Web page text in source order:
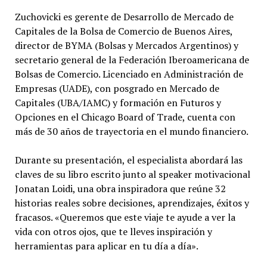
Zuchovicki es gerente de Desarrollo de Mercado de
Capitales de la Bolsa de Comercio de Buenos Aires,
director de BYMA (Bolsas y Mercados Argentinos) y
secretario general de la Federación Iberoamericana de
Bolsas de Comercio. Licenciado en Administración de
Empresas (UADE), con posgrado en Mercado de
Capitales (UBA/IAMC) y formación en Futuros y
Opciones en el Chicago Board of Trade, cuenta con
más de 30 años de trayectoria en el mundo financiero.
Durante su presentación, el especialista abordará las
claves de su libro escrito junto al speaker motivacional
Jonatan Loidi, una obra inspiradora que reúne 32
historias reales sobre decisiones, aprendizajes, éxitos y
fracasos. «Queremos que este viaje te ayude a ver la
vida con otros ojos, que te lleves inspiración y
herramientas para aplicar en tu día a día».